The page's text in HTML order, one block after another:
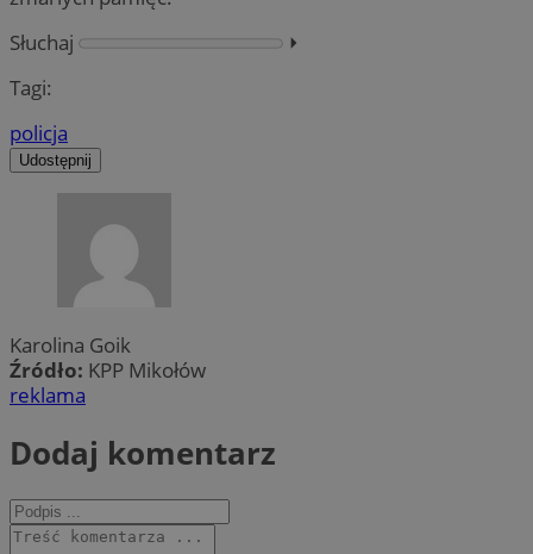
Słuchaj
⏵︎
Tagi:
policja
Udostępnij
Karolina Goik
Źródło: KPP Mikołów
reklama
Dodaj komentarz